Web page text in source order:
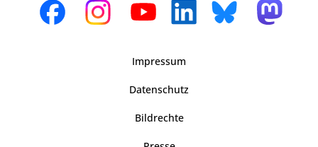
Impressum
Datenschutz
Bildrechte